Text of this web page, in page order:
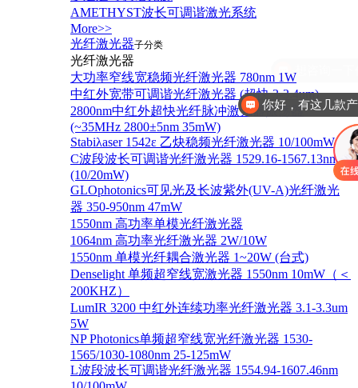
AMETHYST波长可调谐激光系统
More>>
光纤激光器子分类
光纤激光器
大功率窄线宽稳频光纤激光器 780nm 1W
中红外宽带可调谐光纤激光器 (超快 3-3.4um)
2800nm中红外超快光纤脉冲激光器振荡器
(~35MHz 2800±5nm 35mW)
Stabiλaser 1542ε 乙炔稳频光纤激光器 10/100mW
C波段波长可调谐光纤激光器 1529.16-1567.13nm
(10/20mW)
GLOphotonics可见光及长波紫外(UV-A)光纤激光
器 350-950nm 47mW
1550nm 高功率单模光纤激光器
1064nm 高功率光纤激光器 2W/10W
1550nm 单模光纤耦合激光器 1~20W (台式)
Denselight 单频超窄线宽激光器 1550nm 10mW（＜
200KHZ）
LumIR 3200 中红外连续功率光纤激光器 3.1-3.3um
5W
NP Photonics单频超窄线宽光纤激光器 1530-
1565/1030-1080nm 25-125mW
L波段波长可调谐光纤激光器 1554.94-1607.46nm
你好，有这几款